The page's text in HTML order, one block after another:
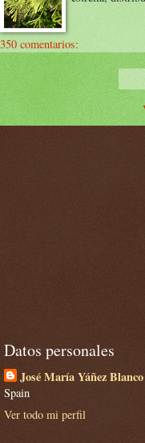
350 comentarios:
Datos personales
José María Yáñez Blanco
Spain
Ver todo mi perfil